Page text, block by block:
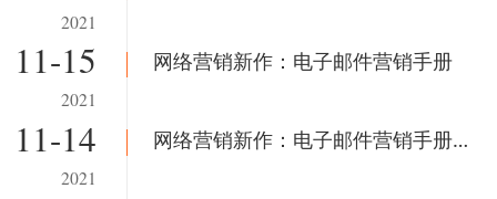
2021
11-15
2021
网络营销新作：电子邮件营销手册
11-14
2021
网络营销新作：电子邮件营销手册(2)